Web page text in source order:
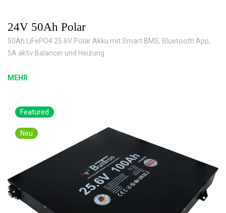
24V 50Ah Polar
50Ah LiFePO4 25.6V Polar Akku mit Smart BMS, Bluetooth App,
5A aktiv Balancer und Heizung
MEHR
Featured
Neu